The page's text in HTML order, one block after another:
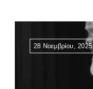
28 Νοεμβρίου, 2025